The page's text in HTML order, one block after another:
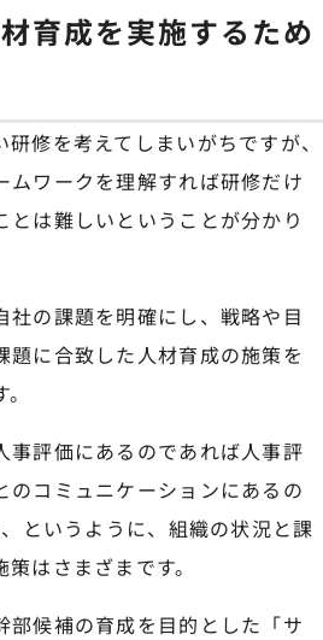
育成を実施するため
修を考えてしまいがちですが、
ムワークを理解すれば研修だけ
とは難しいということが分かり
社の課題を明確にし、戦略や目
題に合致した人材育成の施策を
事評価にあるのであれば人事評
のコミュニケーションにあるの
というように、組織の状況と課
はさまざまです。
部候補の育成を目的とした「サ